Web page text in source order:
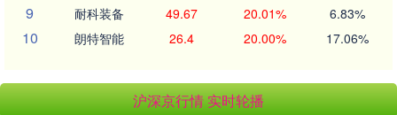
9 耐科装备 49.67 20.01% 6.83%
10 朗特智能 26.4 20.00% 17.06%
沪深京行情 实时轮播